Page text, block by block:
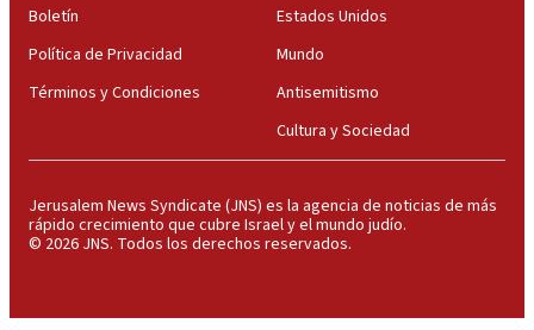
Boletín
Política de Privacidad
Términos y Condiciones
Estados Unidos
Mundo
Antisemitismo
Cultura y Sociedad
Jerusalem News Syndicate (JNS) es la agencia de noticias de más
rápido crecimiento que cubre Israel y el mundo judío.
© 2026 JNS. Todos los derechos reservados.